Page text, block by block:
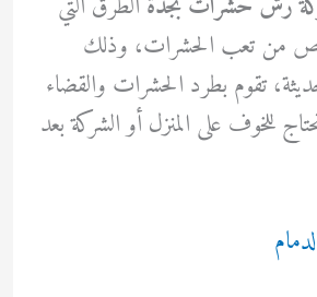
من تعب الحشرات، وذلك
تقوم بطرد الحشرات والقضاء
للخوف على المنزل أو الشركة بعد